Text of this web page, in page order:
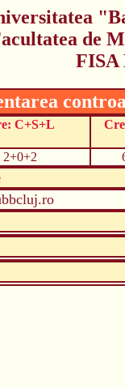
de
FISA
C+S+L
2+0+2